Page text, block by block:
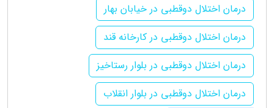
درمان اختلال دوقطبی در خیابان بهار
درمان اختلال دوقطبی در کارخانه قند
درمان اختلال دوقطبی در بلوار رستاخیز
درمان اختلال دوقطبی در بلوار انقلاب